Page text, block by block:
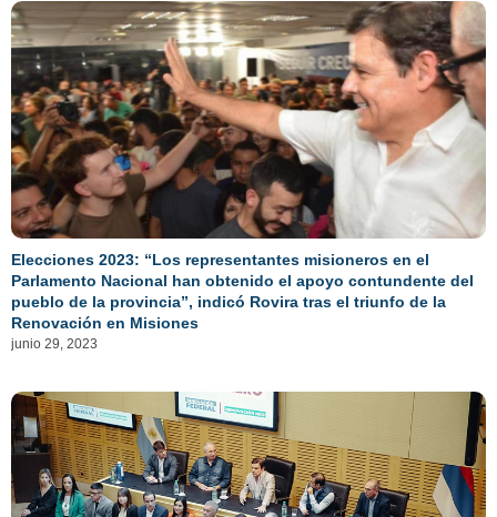
Elecciones 2023: “Los representantes misioneros en el
Parlamento Nacional han obtenido el apoyo contundente del
pueblo de la provincia”, indicó Rovira tras el triunfo de la
Renovación en Misiones
junio 29, 2023